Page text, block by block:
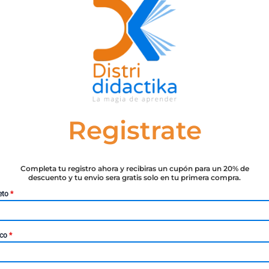
naturaleza y dignidad, inherentes al mismo y
y consagradas por las normas internacionales,
Registrate
Completa tu registro ahora y recibiras un cupón para un 20% de
descuento y tu envio sera gratis solo en tu primera compra.
*
*